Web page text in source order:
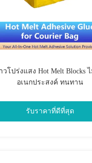
วโปร่งแสง Hot Melt Blocks
อเนกประสงค์ ทนทาน
รับราคาที่ดีที่สุด